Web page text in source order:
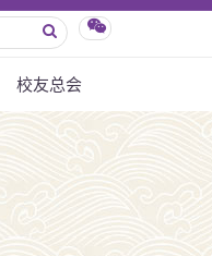
校友总会